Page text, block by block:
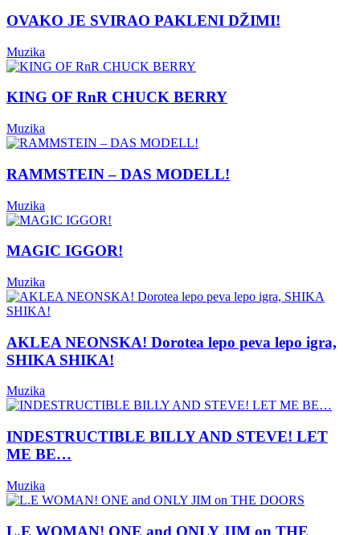
OVAKO JE SVIRAO PAKLENI DŽIMI!
Muzika
KING OF RnR CHUCK BERRY
Muzika
RAMMSTEIN – DAS MODELL!
Muzika
MAGIC IGGOR!
Muzika
AKLEA NEONSKA! Dorotea lepo peva lepo igra,
SHIKA SHIKA!
Muzika
INDESTRUCTIBLE BILLY AND STEVE! LET
ME BE…
Muzika
L.E WOMAN! ONE and ONLY JIM on THE